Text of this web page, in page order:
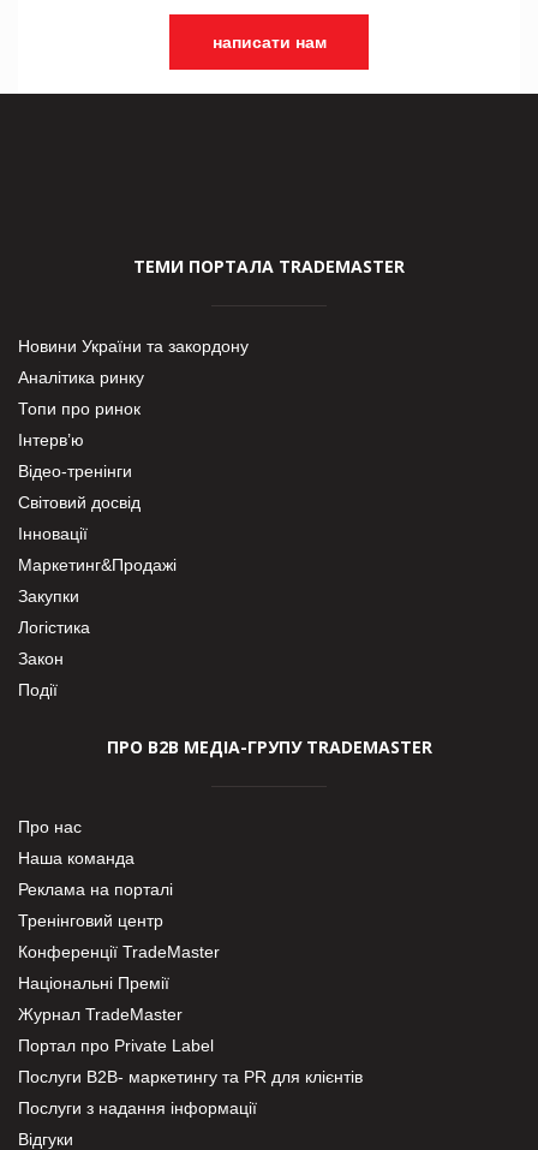
написати нам
ТЕМИ ПОРТАЛА TRADEMASTER
Новини України та закордону
Аналітика ринку
Топи про ринок
Інтерв’ю
Відео-тренінги
Світовий досвід
Інновації
Маркетинг&Продажі
Закупки
Логістика
Закон
Події
ПРО В2В МЕДІА-ГРУПУ TRADEMASTER
Про нас
Наша команда
Реклама на порталі
Тренінговий центр
Конференції TradeMaster
Національні Премії
Журнал TradeMaster
Портал про Private Label
Послуги В2В- маркетингу та PR для клієнтів
Послуги з надання інформації
Відгуки